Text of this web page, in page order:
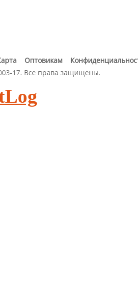
Оптовикам
17. Все права защищены.